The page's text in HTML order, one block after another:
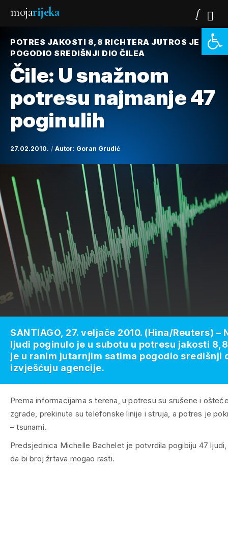
mojarijeka
POTRES JAKOSTI 8,8 RICHTERA JUTROS JE
POGODIO SREDIŠNJI DIO ČILEA
Čile: U snažnom
potresu najmanje 47
poginulih
27.02.2010. Autor: Goran Grudić
Prema informacijama s terena, u potresu su srušene i
zgrade, prekinute su telefonske linije i struja, a potres je
– tsunami.
Predsjednica Michelle Bachelet je potvrdila pogibiju 47
da bi broj žrtava mogao rasti.
SANTIAGO, 27. veljače 2010. (Hina/Reuters) –
ljudi poginulo je u subotu u potresu jakosti
je u ranim jutarnjim satima pogodio središnji
izvješćuju agencije.